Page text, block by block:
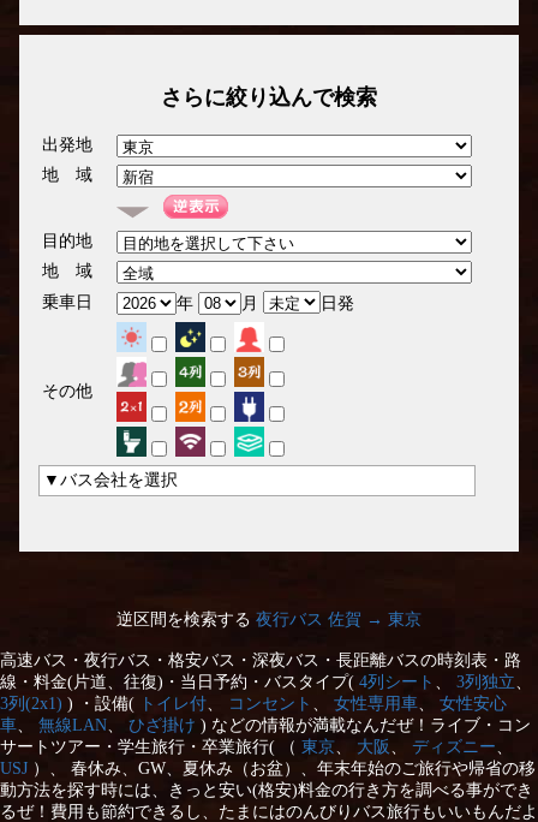
さらに絞り込んで検索
出発地
地 域
目的地
地 域
乗車日
年 月 日発
その他
▼バス会社を選択
逆区間を検索する 夜行バス 佐賀 → 東京
高速バス・夜行バス・格安バス・深夜バス・長距離バスの時刻表・路
線・料金(片道、往復)・当日予約・バスタイプ( 4列シート 3列独立
3列(2x1) ) ・設備( トイレ付 コンセント 女性専用車
女性安心
車
無線LAN ひざ掛け ) などの情報が満載なんだぜ！ライブ・コン
サートツアー・学生旅行・卒業旅行( （ 東京 大阪 ディズニー
USJ ）、 春休み、GW、夏休み（お盆）、年末年始のご旅行や帰省の移
動方法を探す時には、きっと安い(格安)料金の行き方を調べる事ができ
るぜ！費用も節約できるし、たまにはのんびりバス旅行もいいもんだよ